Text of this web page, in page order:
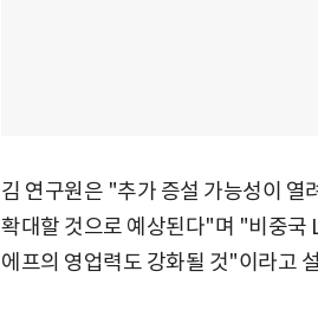
김 연구원은 "추가 증설 가능성이 열
확대할 것으로 예상된다"며 "비중국
에프의 영업력도 강화될 것"이라고